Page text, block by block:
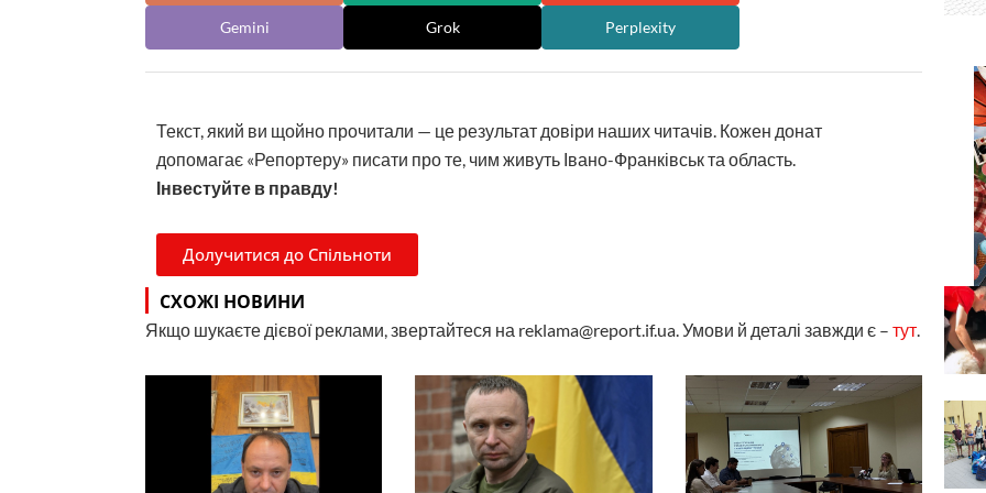
Gemini Grok Perplexity
Текст, який ви щойно прочитали — це результат довіри наших читачів. Кожен донат
допомагає «Репортеру» писати про те, чим живуть Івано-Франківськ та область.
Інвестуйте в правду!
Долучитися до Спільноти
СХОЖІ НОВИНИ
Якщо шукаєте дієвої реклами, звертайтеся на reklama@report.if.ua. Умови й деталі завжди є – тут